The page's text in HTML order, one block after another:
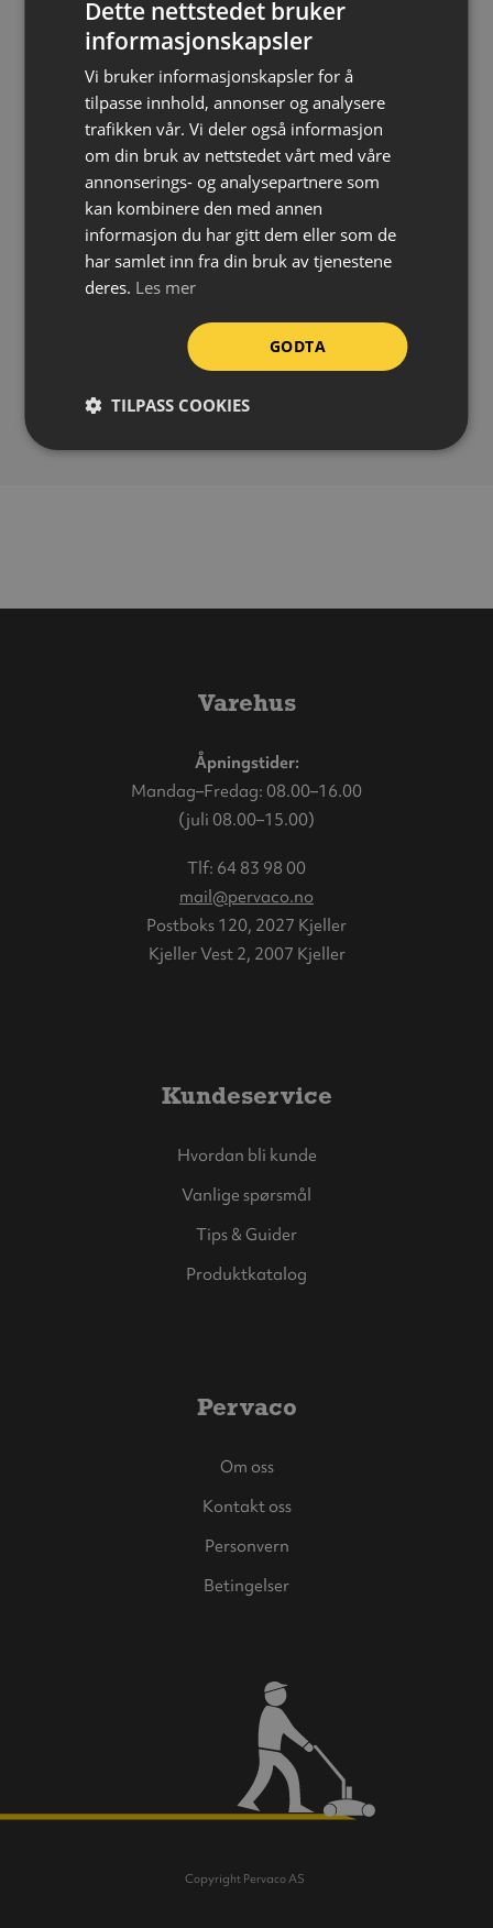
Tåler temperaturer fra -15 °C til +50 °C
Fleksibel – kan monteres på buede underlag
Kan kappes til ønsket lengde
Kan brukes både utendørs og innendørs
Rask og enkel montering
Rød/hvit
Type A
Materiale: Polyuretan (PU)
Temperaturmotstand:
DIN EN 13501-1 / Klasse E
Bruksområde:Ute/inne
Varehus
Åpningstider:
Mandag–Fredag: 08.00–16.00
(juli 08.00–15.00)
Tlf: 64 83 98 00
mail@pervaco.no
Postboks 120, 2027 Kjeller
Kjeller Vest 2, 2007 Kjeller
Kundeservice
Hvordan bli kunde
Vanlige spørsmål
Tips & Guider
Produktkatalog
Pervaco
Om oss
Kontakt oss
Personvern
Betingelser
Copyright Pervaco AS
Dette nettstedet bruker
informasjonskapsler
Vi bruker informasjonskapsler for å
tilpasse innhold, annonser og analysere
trafikken vår. Vi deler også informasjon
om din bruk av nettstedet vårt med våre
annonserings- og analysepartnere som
kan kombinere den med annen
informasjon du har gitt dem eller som de
har samlet inn fra din bruk av tjenestene
deres. Les mer
GODTA
TILPASS COOKIES